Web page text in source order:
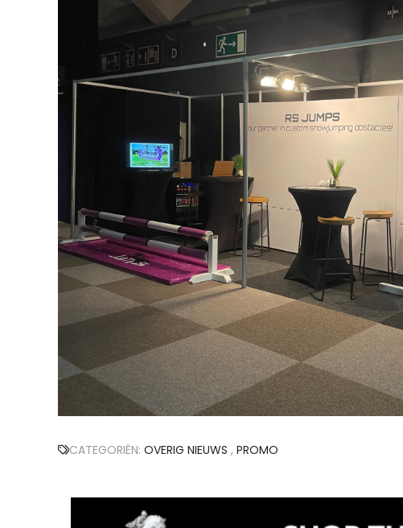
CATEGORIËN: OVERIG NIEUWS , PROMO